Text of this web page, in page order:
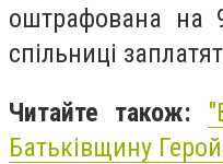
оштрафована на
спільниці
Читайте також:
Батьківщину